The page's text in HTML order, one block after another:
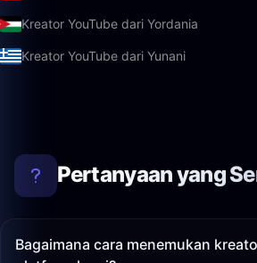
Kreator YouTube dari Yordania
Kreator YouTube dari Yunani
Pertanyaan yang
Bagaimana cara menemukan